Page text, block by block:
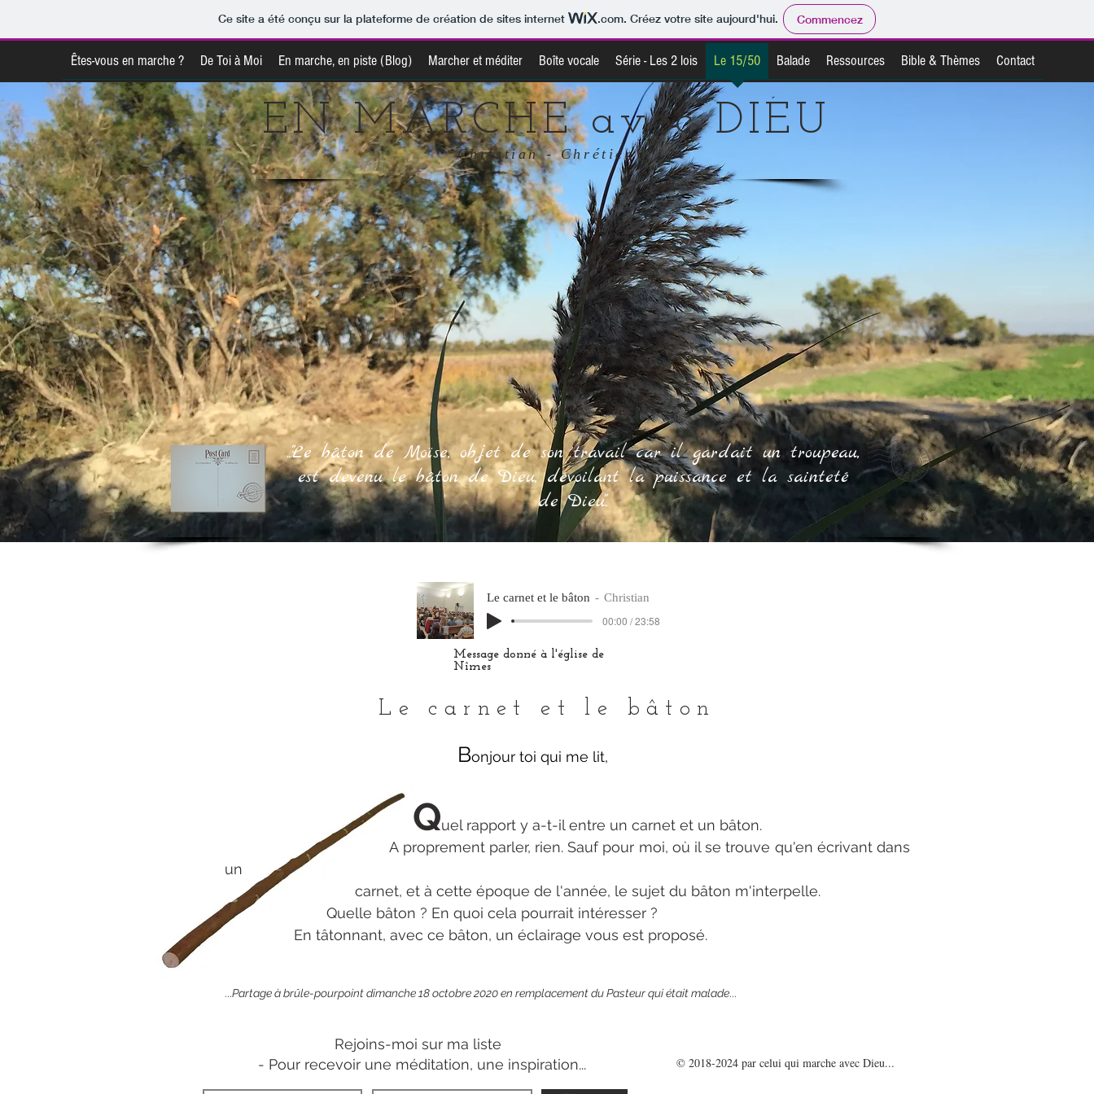
Ce site a été conçu sur la plateforme de création de sites internet .com. Créez votre site aujourd'hui. Commencez
EN MARCHE avec DIEU
Christian - Chrétien
Êtes-vous en marche ? De Toi à Moi En marche, en piste (Blog) Marcher et méditer Boîte vocale Série - Les 2 lois Le 15/50 Balade Ressources Bible & Thèmes Contact
..."Le bâton de Moïse, objet de son travail car il gardait un troupeau,
est devenu le bâton de Dieu, dévoilant la puissance et la sainteté
de Dieu"..
Le carnet et le bâton Christian
00:00 / 23:58
Message donné à l'église de
Nîmes
Le carnet et le bâton
Bonjour toi qui me lit,
Quel rapport y a-t-il entre un carnet et un bâton.
A proprement parler, rien. Sauf pour moi, où il se trouve qu'en écrivant dans
un
carnet, et à cette époque de l'année, le sujet du bâton m'interpelle.
Quelle bâton ? En quoi cela pourrait intéresser ?
En tâtonnant, avec ce bâton, un éclairage vous est proposé.
...Partage à brûle-pourpoint dimanche 18 octobre 2020 en remplacement du Pasteur qui était malade...
Rejoins-moi sur ma liste
- Pour recevoir une méditation, une inspiration...
© 2018-2024 par celui qui marche avec Dieu...